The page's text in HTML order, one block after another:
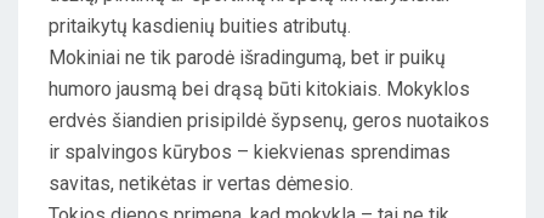
O
N
pritaikytų kasdienių buities atributų.
Mokiniai ne tik parodė išradingumą, bet ir puikų
humoro jausmą bei drąsą būti kitokiais. Mokyklos
erdvės šiandien prisipildė šypsenų, geros nuotaikos
ir spalvingos kūrybos – kiekvienas sprendimas
savitas, netikėtas ir vertas dėmesio.